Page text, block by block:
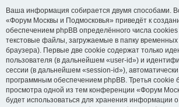
Ваша информация собирается двумя способами.
«Форум Москвы и Подмосковья» приведёт к
обеспечением phpBB определённого числа
текстовые файлы, загружаемые в папку
браузера). Первые две cookie содержат только
пользователя (в дальнейшем «user-id») и
сессии (в дальнейшем «session-id»),
программным обеспечением phpBB. Третья cookie
просмотра одной из тем конференции «Форум
будет использоваться для хранения информации